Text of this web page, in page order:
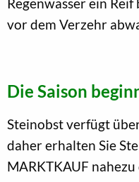
vor dem Verzehr
Die Saison
Steinobst verfügt
daher erhalten Sie
MARKTKAUF